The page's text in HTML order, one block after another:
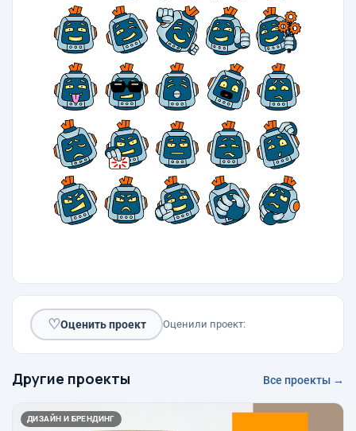
♡Оценить проект Оценили проект:
Другие проекты Все проекты →
ДИЗАЙН И БРЕНДИНГ